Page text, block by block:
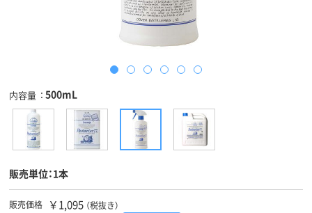
内容量 500mL
販売単位：1本
販売価格 ￥1,095 （税抜き）